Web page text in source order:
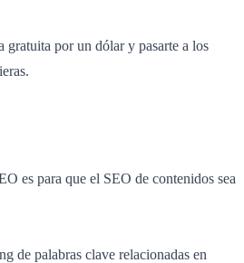
gratuita por un dólar y pasarte a los
es para que el SEO de contenidos sea
de palabras clave relacionadas en